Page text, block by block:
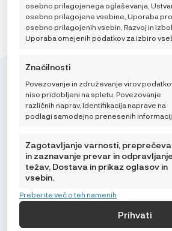
osebno prilagojenega oglaševanja,
osebno prilagojene vsebine, Uporaba
osebno prilagojenih vsebin, Razvoj in
Uporaba omejenih podatkov za izbiro
Značilnosti
Povezovanje in združevanje virov
niso pridobljeni na spletu, Povezovanje
različnih naprav, Identifikacija naprave na
podlagi samodejno prenesenih informacij.
Zagotavljanje varnosti,
in zaznavanje prevar in odpravljanje
težav, Dostava in prikaz oglasov in
vsebin.
Preberite več o teh namenih
Prihvati
Mikroedra d.o.o.
info@najnaj.eu
TIPS